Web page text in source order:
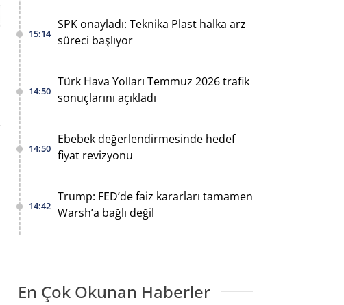
15:14
SPK onayladı: Teknika Plast halka arz
süreci başlıyor
14:50
Türk Hava Yolları Temmuz 2026 trafik
sonuçlarını açıkladı
14:50
Ebebek değerlendirmesinde hedef
fiyat revizyonu
14:42
Trump: FED’de faiz kararları tamamen
Warsh’a bağlı değil
En Çok Okunan Haberler